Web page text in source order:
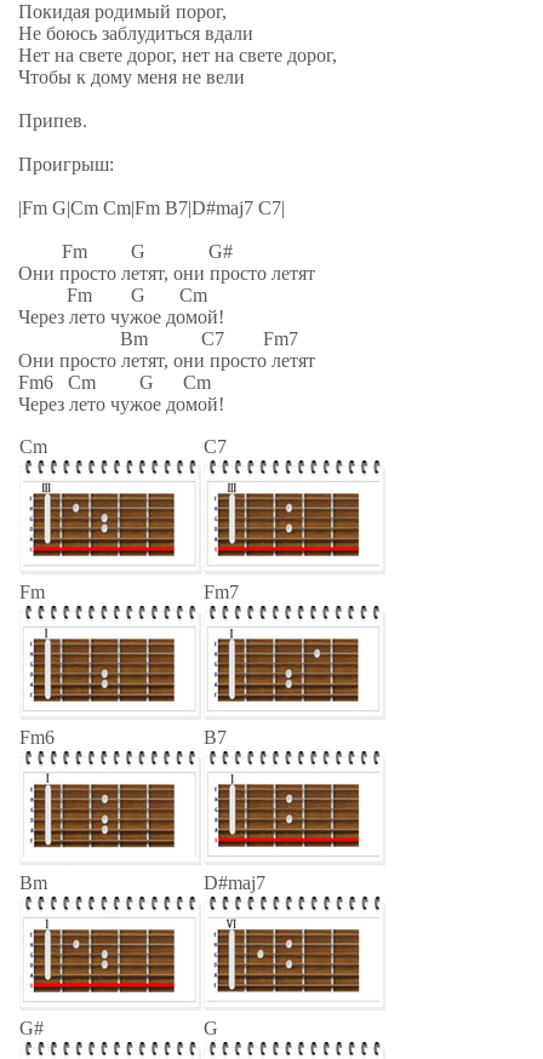
Покидая родимый порог,
Не боюсь заблудиться вдали
Нет на свете дорог, нет на свете дорог,
Чтобы к дому меня не вели
Припев.
Проигрыш:
|Fm G|Cm Cm|Fm B7|D#maj7 C7|
Fm G G#
Они просто летят, они просто летят
Fm G Cm
Через лето чужое домой!
Bm C7 Fm7
Они просто летят, они просто летят
Fm6 Cm G Cm
Через лето чужое домой!
Cm C7
Fm Fm7
Fm6 B7
Bm D#maj7
G# G